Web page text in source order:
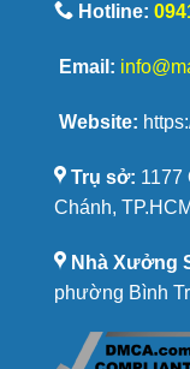
Hotline:
Email:
Website:
Trụ sở: 1177
Chánh, TP.HCM
Nhà Xưởng
phường Bình